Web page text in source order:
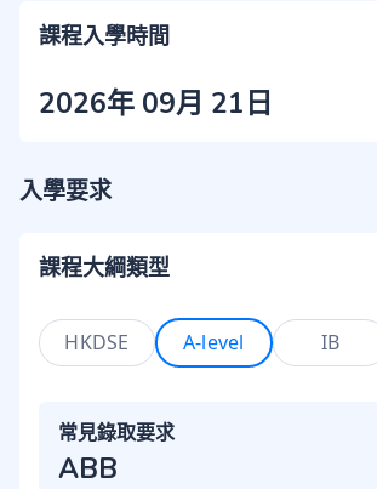
課程入學時間
2026年 09月 21日
入學要求
課程大綱類型
HKDSE A-level IB
常見錄取要求
ABB